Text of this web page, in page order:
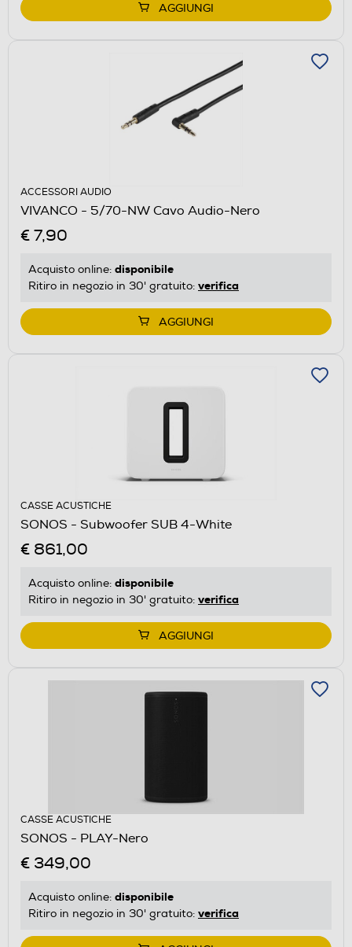
AGGIUNGI
ACCESSORI AUDIO
VIVANCO - 5/70-NW Cavo Audio-Nero
€ 7,90
Acquisto online: disponibile
Ritiro in negozio in 30' gratuito: verifica
AGGIUNGI
CASSE ACUSTICHE
SONOS - Subwoofer SUB 4-White
€ 861,00
Acquisto online: disponibile
Ritiro in negozio in 30' gratuito: verifica
AGGIUNGI
CASSE ACUSTICHE
SONOS - PLAY-Nero
€ 349,00
Acquisto online: disponibile
Ritiro in negozio in 30' gratuito: verifica